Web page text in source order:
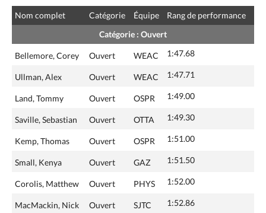
Nom complet Catégorie Équipe
Rang de performance
Catégorie : Ouvert
Bellemore, Corey Ouvert WEAC 1:47.68
Ullman, Alex Ouvert WEAC 1:47.71
Land, Tommy Ouvert OSPR 1:49.00
Saville, Sebastian Ouvert OTTA 1:49.30
Kemp, Thomas Ouvert OSPR 1:51.00
Small, Kenya Ouvert GAZ 1:51.50
Corolis, Matthew Ouvert PHYS 1:52.00
MacMackin, Nick Ouvert SJTC 1:52.86